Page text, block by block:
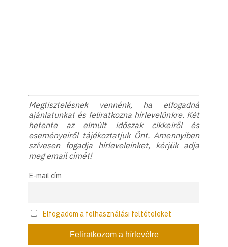
Megtisztelésnek vennénk, ha elfogadná
ajánlatunkat és feliratkozna hírlevelünkre. Két
hetente az elmúlt időszak cikkeiről és
eseményeiről tájékoztatjuk Önt. Amennyiben
szívesen fogadja hírleveleinket, kérjük adja
meg email címét!
E-mail cím
Elfogadom a felhasználási feltételeket